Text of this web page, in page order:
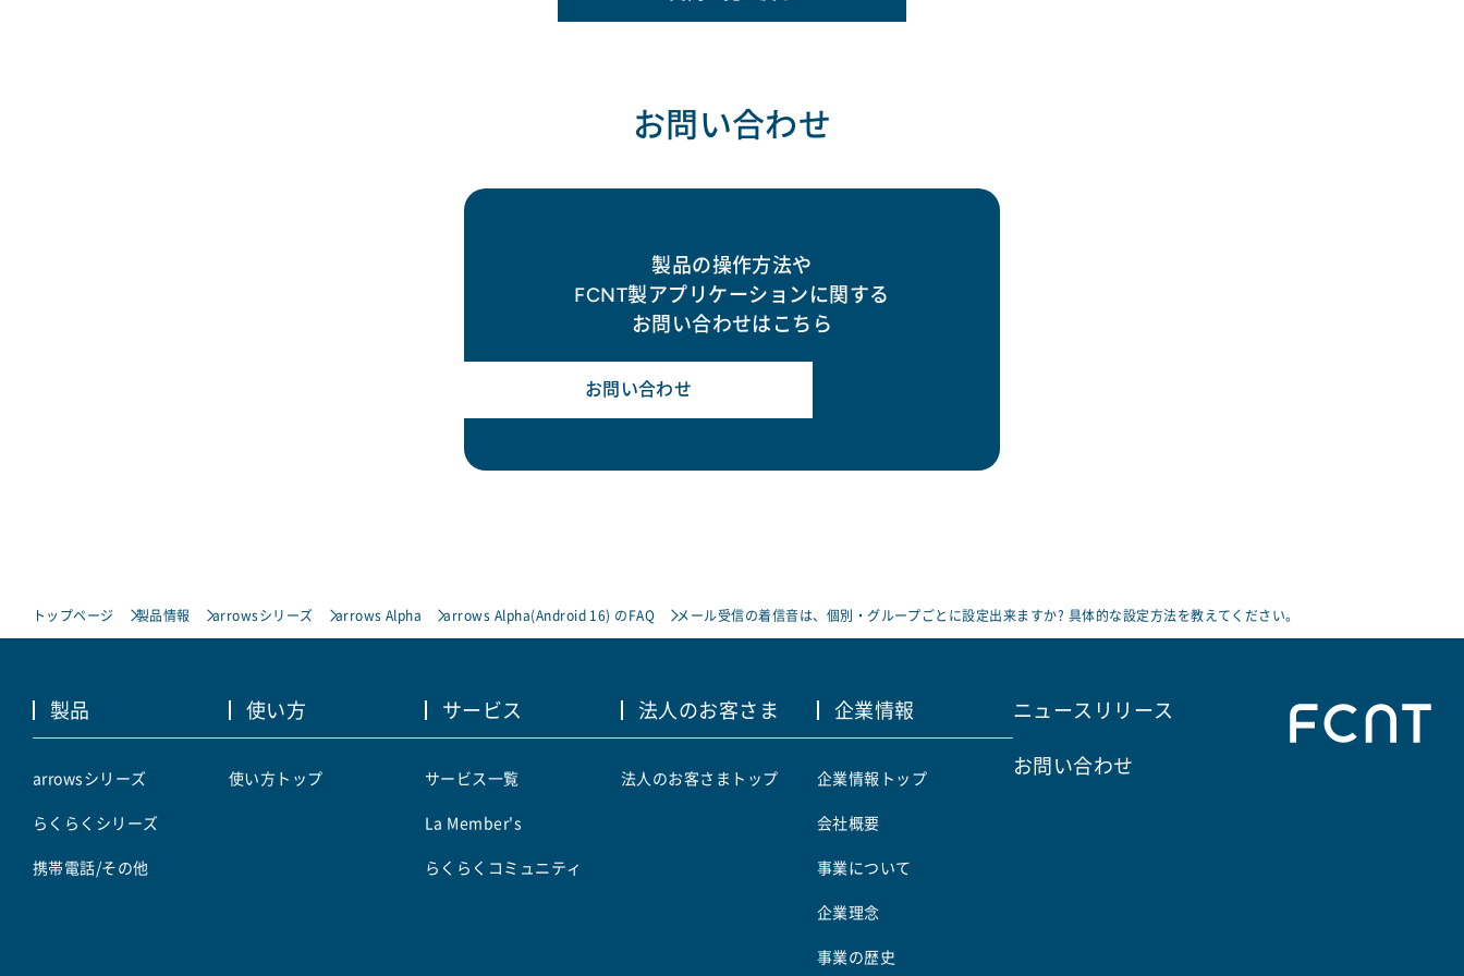
お問い合わせ
製品の操作方法や
FCNT製アプリケーションに関する
お問い合わせはこちら
お問い合わせ
トップページ 製品情報 arrowsシリーズ arrows Alpha arrows Alpha(Android 16) のFAQ メール受信の着信音は、個別・グループごとに設定出来ますか? 具体的な設定方法を教えてください。
製品
arrowsシリーズ
らくらくシリーズ
携帯電話/その他
使い方
使い方トップ
サービス
サービス一覧
La Member's
らくらくコミュニティ
法人のお客さま
法人のお客さまトップ
企業情報
企業情報トップ
会社概要
事業について
企業理念
事業の歴史
ニュースリリース
お問い合わせ